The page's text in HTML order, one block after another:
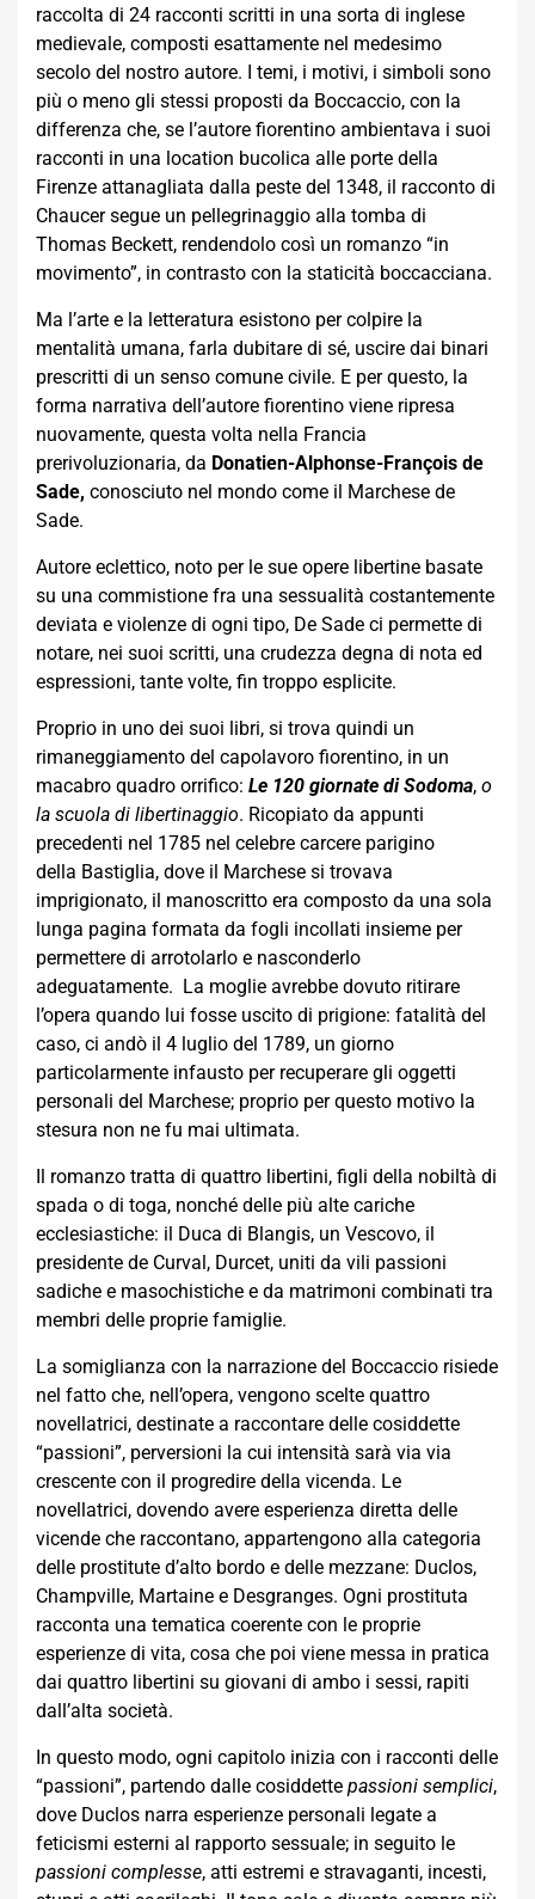
raccolta di 24 racconti scritti in una sorta di inglese
medievale, composti esattamente nel medesimo
secolo del nostro autore. I temi, i motivi, i simboli sono
più o meno gli stessi proposti da Boccaccio, con la
differenza che, se l’autore fiorentino ambientava i suoi
racconti in una location bucolica alle porte della
Firenze attanagliata dalla peste del 1348, il racconto di
Chaucer segue un pellegrinaggio alla tomba di
Thomas Beckett, rendendolo così un romanzo “in
movimento”, in contrasto con la staticità boccacciana.
Ma l’arte e la letteratura esistono per colpire la
mentalità umana, farla dubitare di sé, uscire dai binari
prescritti di un senso comune civile. E per questo, la
forma narrativa dell’autore fiorentino viene ripresa
nuovamente, questa volta nella Francia
prerivoluzionaria, da Donatien-Alphonse-François de
Sade, conosciuto nel mondo come il Marchese de
Sade.
Autore eclettico, noto per le sue opere libertine basate
su una commistione fra una sessualità costantemente
deviata e violenze di ogni tipo, De Sade ci permette di
notare, nei suoi scritti, una crudezza degna di nota ed
espressioni, tante volte, fin troppo esplicite.
Proprio in uno dei suoi libri, si trova quindi un
rimaneggiamento del capolavoro fiorentino, in un
macabro quadro orrifico: Le 120 giornate di Sodoma, o
la scuola di libertinaggio. Ricopiato da appunti
precedenti nel 1785 nel celebre carcere parigino
della Bastiglia, dove il Marchese si trovava
imprigionato, il manoscritto era composto da una sola
lunga pagina formata da fogli incollati insieme per
permettere di arrotolarlo e nasconderlo
adeguatamente. La moglie avrebbe dovuto ritirare
l’opera quando lui fosse uscito di prigione: fatalità del
caso, ci andò il 4 luglio del 1789, un giorno
particolarmente infausto per recuperare gli oggetti
personali del Marchese; proprio per questo motivo la
stesura non ne fu mai ultimata.
Il romanzo tratta di quattro libertini, figli della nobiltà di
spada o di toga, nonché delle più alte cariche
ecclesiastiche: il Duca di Blangis, un Vescovo, il
presidente de Curval, Durcet, uniti da vili passioni
sadiche e masochistiche e da matrimoni combinati tra
membri delle proprie famiglie.
La somiglianza con la narrazione del Boccaccio risiede
nel fatto che, nell’opera, vengono scelte quattro
novellatrici, destinate a raccontare delle cosiddette
“passioni”, perversioni la cui intensità sarà via via
crescente con il progredire della vicenda. Le
novellatrici, dovendo avere esperienza diretta delle
vicende che raccontano, appartengono alla categoria
delle prostitute d’alto bordo e delle mezzane: Duclos,
Champville, Martaine e Desgranges. Ogni prostituta
racconta una tematica coerente con le proprie
esperienze di vita, cosa che poi viene messa in pratica
dai quattro libertini su giovani di ambo i sessi, rapiti
dall’alta società.
In questo modo, ogni capitolo inizia con i racconti delle
“passioni”, partendo dalle cosiddette passioni semplici,
dove Duclos narra esperienze personali legate a
feticismi esterni al rapporto sessuale; in seguito le
passioni complesse, atti estremi e stravaganti, incesti,